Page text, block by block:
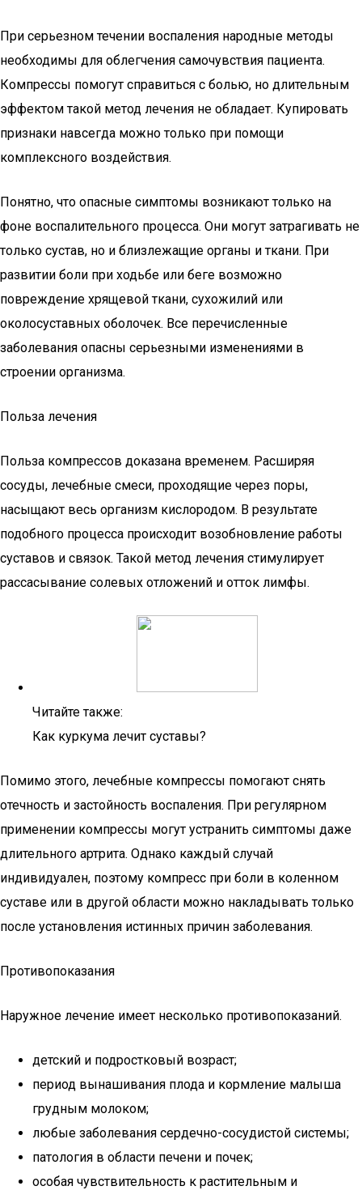
При серьезном течении воспаления народные методы
необходимы для облегчения самочувствия пациента.
Компрессы помогут справиться с болью, но длительным
эффектом такой метод лечения не обладает. Купировать
признаки навсегда можно только при помощи
комплексного воздействия.
Понятно, что опасные симптомы возникают только на
фоне воспалительного процесса. Они могут затрагивать не
только сустав, но и близлежащие органы и ткани. При
развитии боли при ходьбе или беге возможно
повреждение хрящевой ткани, сухожилий или
околосуставных оболочек. Все перечисленные
заболевания опасны серьезными изменениями в
строении организма.
Польза лечения
Польза компрессов доказана временем. Расширяя
сосуды, лечебные смеси, проходящие через поры,
насыщают весь организм кислородом. В результате
подобного процесса происходит возобновление работы
суставов и связок. Такой метод лечения стимулирует
рассасывание солевых отложений и отток лимфы.
Читайте также:
Как куркума лечит суставы?
Помимо этого, лечебные компрессы помогают снять
отечность и застойность воспаления. При регулярном
применении компрессы могут устранить симптомы даже
длительного артрита. Однако каждый случай
индивидуален, поэтому компресс при боли в коленном
суставе или в другой области можно накладывать только
после установления истинных причин заболевания.
Противопоказания
Наружное лечение имеет несколько противопоказаний.
детский и подростковый возраст;
период вынашивания плода и кормление малыша
грудным молоком;
любые заболевания сердечно-сосудистой системы;
патология в области печени и почек;
особая чувствительность к растительным и